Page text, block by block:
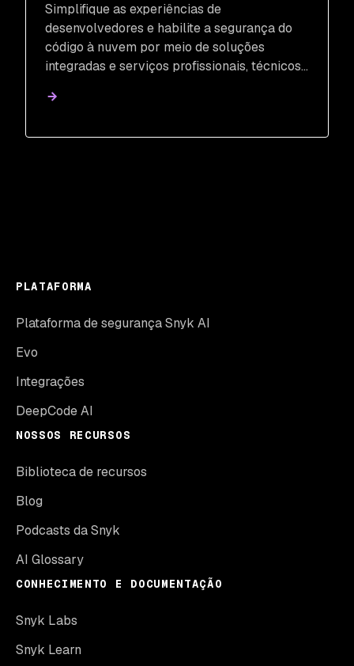
Simplifique as experiências de
desenvolvedores e habilite a segurança do
código à nuvem por meio de soluções
integradas e serviços profissionais, técnicos
PLATAFORMA
Plataforma de segurança Snyk AI
Evo
Integrações
DeepCode AI
NOSSOS RECURSOS
Biblioteca de recursos
Blog
Podcasts da Snyk
AI Glossary
CONHECIMENTO E DOCUMENTAÇÃO
Snyk Labs
Snyk Learn